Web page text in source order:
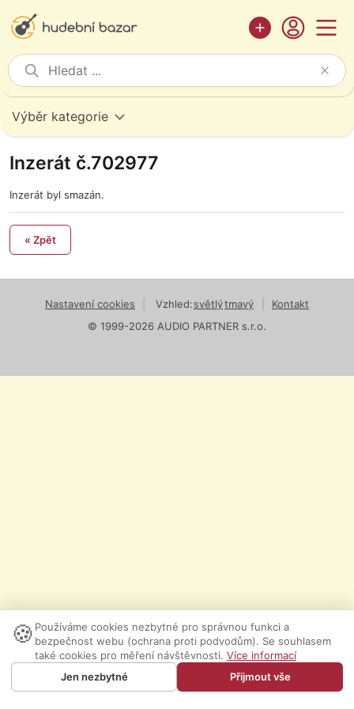
Výběr kategorie
Inzerát č.702977
Inzerát byl smazán.
« Zpět
Nastavení cookies Vzhled:světlýtmavý
Kontakt
© 1999-2026 AUDIO PARTNER s.r.o.
🍪 Používáme cookies nezbytné pro správnou funkci a
bezpečnost webu (ochrana proti podvodům). Se souhlasem
také cookies pro měření návštěvnosti. Více informací
Jen nezbytné
Přijmout vše